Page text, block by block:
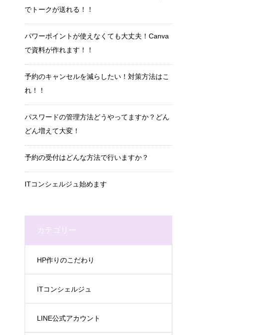
でトークが送れる！！
パワーポイントが使えなくても大丈夫！Canva
で資料が作れます！！
予約のキャンセルを減らしたい！対策方法はこ
れ！！
パスワードの管理方法どうやってますか？どん
どん増えて大変！
予約の受付はどんな方法で行いますか？
ITコンシェルジュ始めます
カテゴリー
HP作りのこだわり
ITコンシェルジュ
LINE公式アカウント